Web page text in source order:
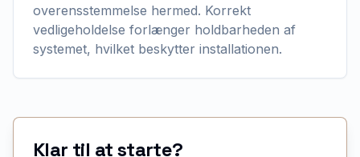
overensstemmelse hermed. Korrekt
vedligeholdelse forlænger holdbarheden af
systemet, hvilket beskytter installationen.
Klar til at starte?